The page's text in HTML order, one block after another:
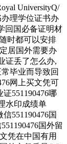
UniversityQ/
理学位证书办
回国必备证明材
时都可以安排
居国外需要办
证丢了怎么办,
毕业而导致回
网上买文凭可
551190476哪
水印成绩单
551190476国
国外留
凭在中国有用